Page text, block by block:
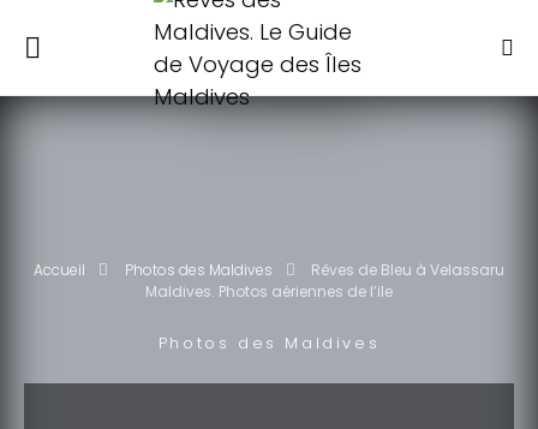
Accueil Photos des Maldives
Rêves de Bleu à Velassaru
Maldives. Photos aériennes de l’ile
Photos des Maldives